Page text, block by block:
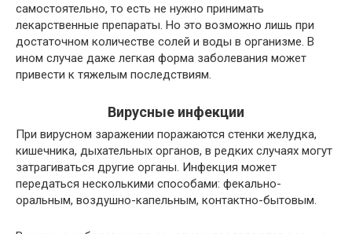
самостоятельно, то есть не нужно принимать
лекарственные препараты. Но это возможно лишь при
достаточном количестве солей и воды в организме. В
ином случае даже легкая форма заболевания может
привести к тяжелым последствиям.
Вирусные инфекции
При вирусном заражении поражаются стенки желудка,
кишечника, дыхательных органов, в редких случаях могут
затрагиваться другие органы. Инфекция может
передаться несколькими способами: фекально-
оральным, воздушно-капельным, контактно-бытовым.